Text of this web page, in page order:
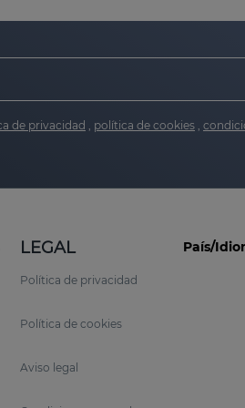
de privacidad política de cookies
LEGAL
Política de privacidad
Política de cookies
Aviso legal
País/